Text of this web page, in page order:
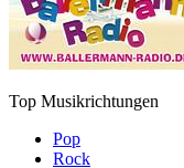
Top Musikrichtungen
Pop
Rock